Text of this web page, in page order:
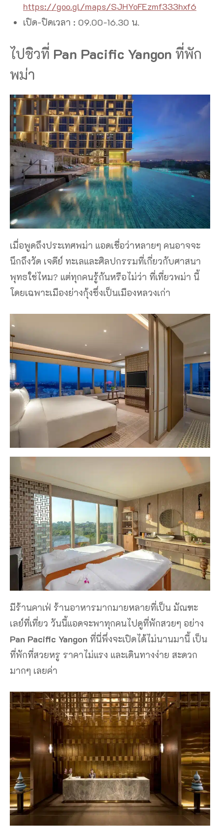
https://goo.gl/maps/SJHYoFEzmf333hxf6
เปิด-ปิดเวลา : 09.00-16.30 น.
ไปชิวที่ Pan Pacific Yangon ที่พัก
พม่า
เมื่อพูดถึงประเทศพม่า แอดเชื่อว่าหลายๆ คนอาจจะ
นึกถึงวัด เจดีย์ ทะเลและศิลปกรรมที่เกี่ยวกับศาสนา
พุทธใช่ไหม? แต่ทุกคนรู้กันหรือไม่ว่า ที่เที่ยวพม่า นี้
โดยเฉพาะเมืองย่างกุ้งซึ่งเป็นเมืองหลวงเก่า
มีร้านคาเฟ่ ร้านอาหารมากมายหลายที่เป็น มัณฑะ
เลย์ที่เที่ยว วันนี้แอดจะพาทุกคนไปดูที่พักสวยๆ อย่าง
Pan Pacific Yangon ที่นี่พึ่งจะเปิดได้ไม่นานมานี้ เป็น
ที่พักที่สวยหรู ราคาไม่แรง และเดินทางง่าย สะดวก
มากๆ เลยค่า